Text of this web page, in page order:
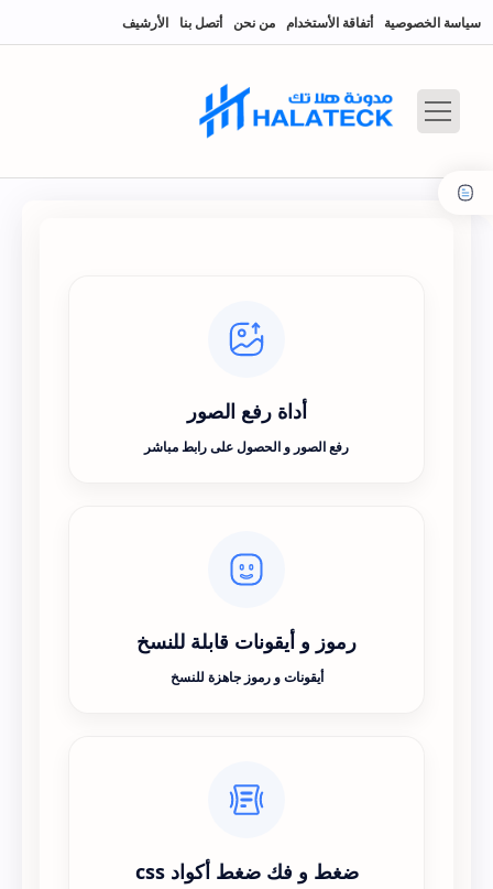
سياسة الخصوصية أتفاقة الأستخدام من نحن أتصل بنا الأرشيف
أداة رفع الصور
رفع الصور و الحصول على رابط مباشر
رموز و أيقونات قابلة للنسخ
أيقونات و رموز جاهزة للنسخ
ضغط و فك ضغط أكواد css